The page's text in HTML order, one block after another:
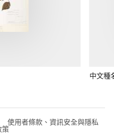
中文種
使用者條款、資訊安全與隱私
策